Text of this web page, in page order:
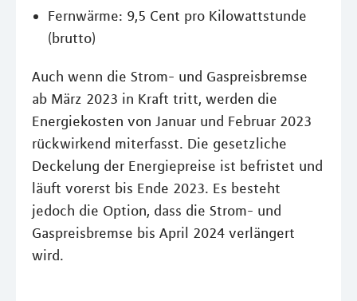
Fernwärme: 9,5 Cent pro Kilowattstunde
(brutto)
Auch wenn die Strom- und Gaspreisbremse
ab März 2023 in Kraft tritt, werden die
Energiekosten von Januar und Februar 2023
rückwirkend miterfasst. Die gesetzliche
Deckelung der Energiepreise ist befristet und
läuft vorerst bis Ende 2023. Es besteht
jedoch die Option, dass die Strom- und
Gaspreisbremse bis April 2024 verlängert
wird.